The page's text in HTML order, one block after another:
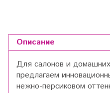
Описание
Для салонов и
предлагаем
нежно-персиковом